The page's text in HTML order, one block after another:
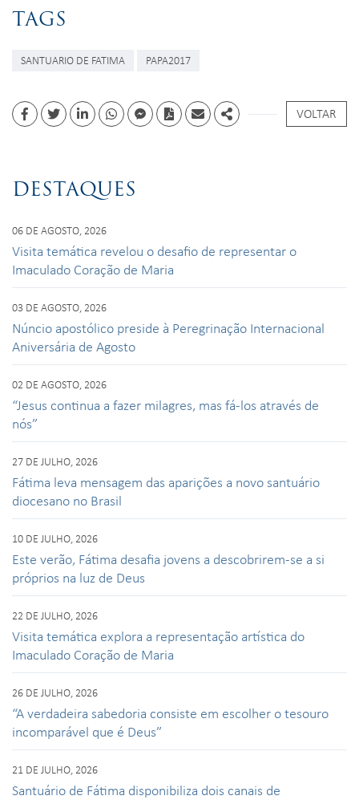
TAGS
SANTUARIO DE FATIMA PAPA2017
FacebookTwitterLinkedinwhatsappfacebook messenger
PDF EmailShare
VOLTAR
DESTAQUES
06 DE AGOSTO, 2026
Visita temática revelou o desafio de representar o
Imaculado Coração de Maria
03 DE AGOSTO, 2026
Núncio apostólico preside à Peregrinação Internacional
Aniversária de Agosto
02 DE AGOSTO, 2026
“Jesus continua a fazer milagres, mas fá-los através de
nós”
27 DE JULHO, 2026
Fátima leva mensagem das aparições a novo santuário
diocesano no Brasil
10 DE JULHO, 2026
Este verão, Fátima desafia jovens a descobrirem-se a si
próprios na luz de Deus
22 DE JULHO, 2026
Visita temática explora a representação artística do
Imaculado Coração de Maria
26 DE JULHO, 2026
“A verdadeira sabedoria consiste em escolher o tesouro
incomparável que é Deus”
21 DE JULHO, 2026
Santuário de Fátima disponibiliza dois canais de